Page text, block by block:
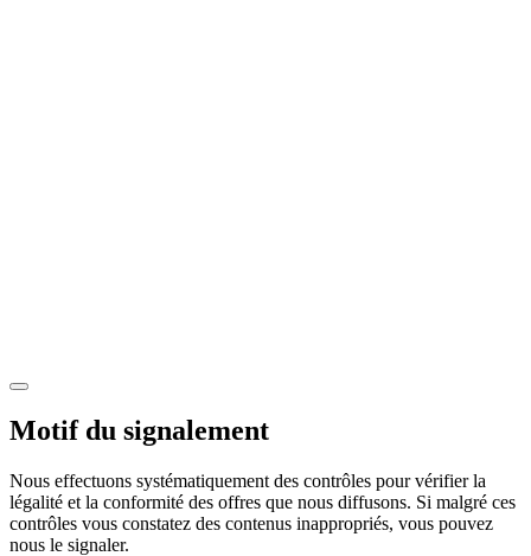
Motif du signalement
Nous effectuons systématiquement des contrôles pour vérifier la
légalité et la conformité des offres que nous diffusons. Si malgré ces
contrôles vous constatez des contenus inappropriés, vous pouvez
nous le signaler.